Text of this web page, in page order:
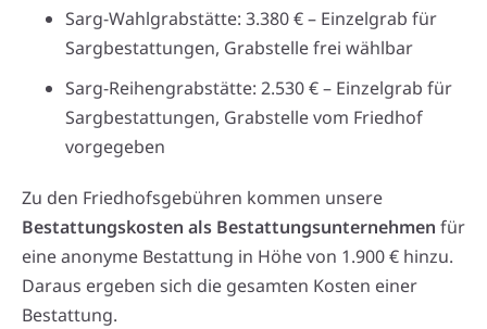
Sarg-Wahlgrabstätte: 3.380 € – Einzelgrab für
Sargbestattungen, Grabstelle frei wählbar
Sarg-Reihengrabstätte: 2.530 € – Einzelgrab für
Sargbestattungen, Grabstelle vom Friedhof
vorgegeben
Zu den Friedhofsgebühren kommen unsere
Bestattungskosten als Bestattungsunternehmen für
eine anonyme Bestattung in Höhe von 1.900 € hinzu.
Daraus ergeben sich die gesamten Kosten einer
Bestattung.